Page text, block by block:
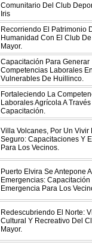
Comunitario Del Club
Iris
Recorriendo El Patrimonio
Humanidad Con El Club
Mayor.
Capacitación Para Generar
Competencias Laborales
Vulnerables De Huillinco.
Fortaleciendo La
Laborales Agrícola A
Capacitación.
Villa Volcanes, Por Un Vivir
Seguro: Capacitaciones Y
Para Los Vecinos.
Puerto Elvira Se Antepone
Emergencias: Capacitación
Emergencia Para Los
Redescubriendo El Norte:
Cultural Y Recreativo Del
Mayor.